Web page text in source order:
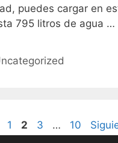
puedes cargar en
795 litros de agua …
Página
1 Página
2 Página
3 … Página
10